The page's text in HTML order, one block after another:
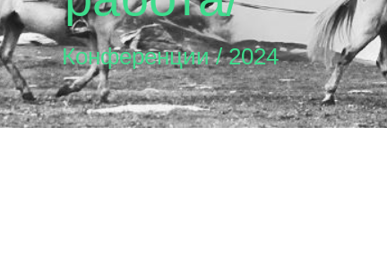
Конференции / 2024